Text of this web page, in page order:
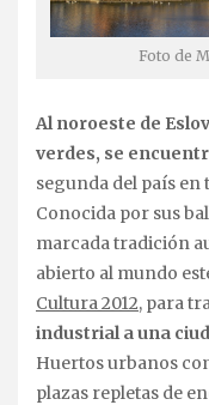
Foto de
Al noroeste de
verdes, se
segunda del país
Conocida por sus
marcada tradición
abierto al mundo
Cultura 2012, para
industrial a una
Huertos urbanos
plazas repletas de